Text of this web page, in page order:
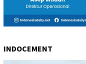
INDOCEMENT